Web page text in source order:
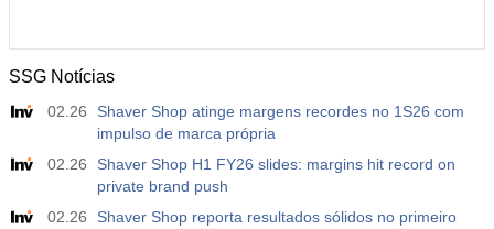
SSG Notícias
02.26
Shaver Shop atinge margens recordes no 1S26 com
impulso de marca própria
02.26
Shaver Shop H1 FY26 slides: margins hit record on
private brand push
02.26
Shaver Shop reporta resultados sólidos no primeiro